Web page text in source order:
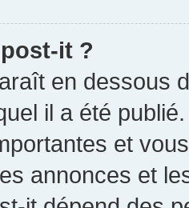
it ?
en dessous
il a été
et
annonces et